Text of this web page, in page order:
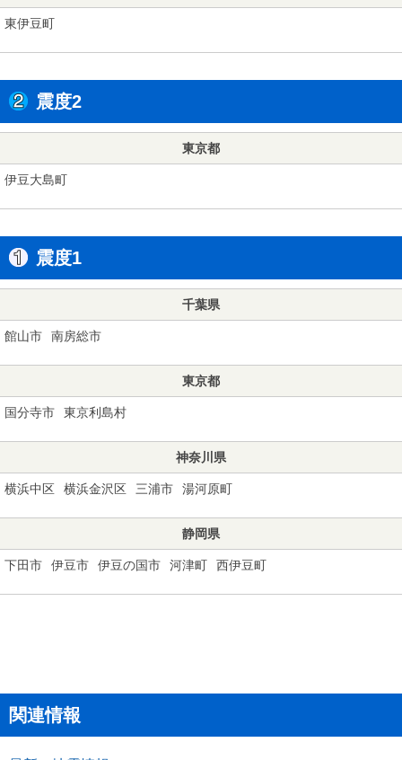
東伊豆町
震度2
東京都
伊豆大島町
震度1
千葉県
館山市 南房総市
東京都
国分寺市 東京利島村
神奈川県
横浜中区 横浜金沢区 三浦市 湯河原町
静岡県
下田市 伊豆市 伊豆の国市 河津町 西伊豆町
関連情報